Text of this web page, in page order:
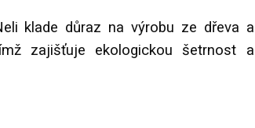
klade důraz na výrobu ze dřeva a
zajišťuje ekologickou šetrnost a